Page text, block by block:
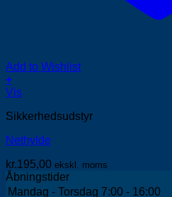
Add to Wishlist
+
Dette
har
varianter.
kan
vælges
på
Vis
Sikkerhedsudstyr
Nethylde
kr.195,00 ekskl. moms
Åbningstider
Mandag - Torsdag 7:00 - 16:00